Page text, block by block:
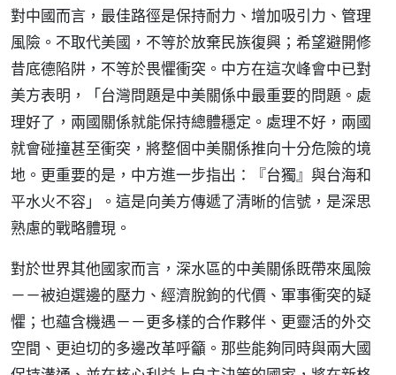
對中國而言，最佳路徑是保持耐力、增加吸引力、管理
風險。不取代美國，不等於放棄民族復興；希望避開修
昔底德陷阱，不等於畏懼衝突。中方在這次峰會中已對
美方表明，「台灣問題是中美關係中最重要的問題。處
理好了，兩國關係就能保持總體穩定。處理不好，兩國
就會碰撞甚至衝突，將整個中美關係推向十分危險的境
地。更重要的是，中方進一步指出：『台獨』與台海和
平水火不容」。這是向美方傳遞了清晰的信號，是深思
熟慮的戰略體現。
對於世界其他國家而言，深水區的中美關係既帶來風險
－－被迫選邊的壓力、經濟脫鉤的代價、軍事衝突的疑
懼；也蘊含機遇－－更多樣的合作夥伴、更靈活的外交
空間、更迫切的多邊改革呼籲。那些能夠同時與兩大國